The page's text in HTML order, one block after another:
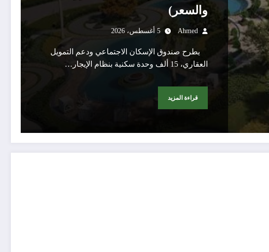
والسعر)
Ahmed 5 أغسطس، 2026
يطرح صندوق الإسكان الاجتماعي ودعم التمويل
العقاري، 15 ألف وحدة سكنية بنظام الإيجار…
قراءة المزيد